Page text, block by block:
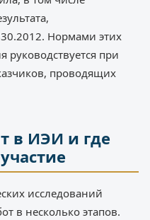
Нормами этих
руководствуется при
проводящих
в ИЭИ и где
исследований
в несколько этапов.